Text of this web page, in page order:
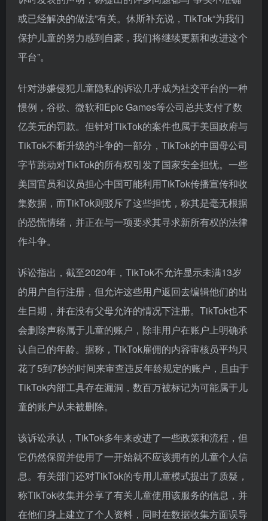
或已经解决的做法”有关。休斯补充说，TikTok“为我们
保护儿童的努力感到自豪，我们将继续更新和改进这个
平台”。
针对涉嫌侵犯儿童隐私的诉讼几乎成为社交平台的一种
惯例，谷歌、微软和Epic Games等公司总共支付了数
亿美元的罚款。但针对TikTok的案件也属于美国政府与
TikTok不断升级的斗争的一部分，TikTok的中国母公司
字节跳动对TikTok的所有权引发了国家安全担忧。一些
美国官员和议员担心中国可能利用TikTok传播宣传和收
集数据，而TikTok则驳斥了这些担忧，称其是毫无根据
的恐慌情绪，并正在与一项要求其寻求新所有权的法律
作斗争。
诉讼指出，截至2020年，TikTok不允许显示未满13岁
的用户自行注册，但允许这些用户返回去编辑他们的出
生日期，并在没有父母允许的情况下注册。TikTok也不
会删除声称属于儿童的账户，除非用户在账户上明确承
认自己的年龄。据称，TikTok雇佣的内容审核员平均只
花了5到7秒的时间来审查违反年龄规定的账户，且由于
TikTok内部工具存在漏洞，数百万被标记为可能属于儿
童的账户从未被删除。
该诉讼承认，TikTok多年来改进了一些政策和流程，但
它仍然保留并使用了一开始就不应该拥有的儿童个人信
息。有关部门还对TikTok的专用儿童模式提出了质疑，
称TikTok收集并分享了有关儿童使用该服务的信息，并
在他们身上建立了个人资料，同时在数据收集方面误导